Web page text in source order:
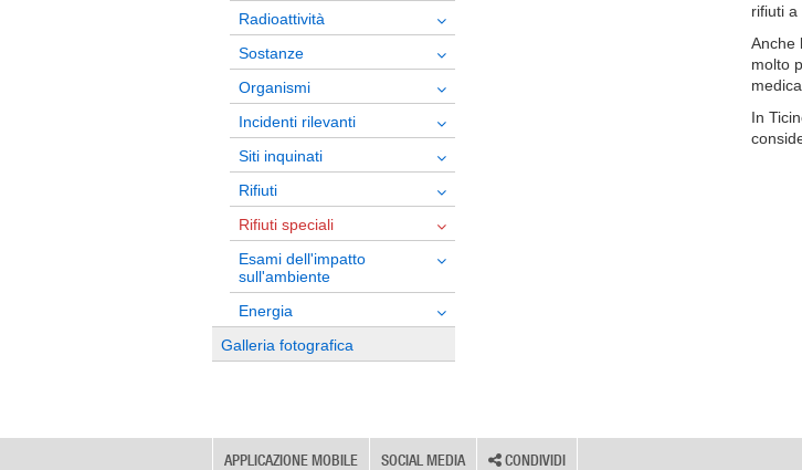
Radioattività
Sostanze
Organismi
Incidenti rilevanti
Siti inquinati
Rifiuti
Rifiuti speciali
Esami dell'impatto
sull'ambiente
Energia
Galleria fotografica
rifiuti a
Anche
molto
In
APPLICAZIONE MOBILE SOCIAL MEDIA CONDIVIDI